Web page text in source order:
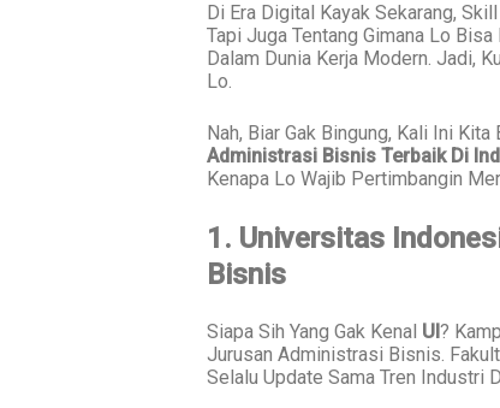
Di Era Digital Kayak Sekarang,
Tapi Juga Tentang Gimana Lo
Dalam Dunia Kerja Modern. Jadi,
Lo.
Nah, Biar Gak Bingung, Kali Ini
Administrasi Bisnis Terbaik Di
Kenapa Lo Wajib Pertimbangin
1. Universitas
Bisnis
Siapa Sih Yang Gak Kenal UI ?
Jurusan Administrasi Bisnis.
Selalu Update Sama Tren Industri